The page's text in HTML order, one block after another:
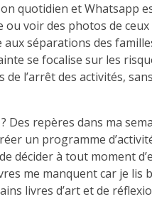
quotidien et Whatsapp
voir des photos de ceux
aux séparations des
se focalise sur les
l’arrêt des activités,
Des repères dans ma
un programme
décider à tout moment
me manquent car je lis
livres d’art et de